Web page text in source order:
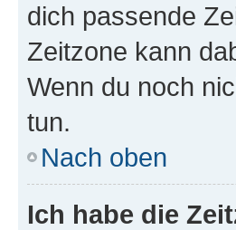
dich passende
Zeitzone kann
Wenn du noch
tun.
Nach oben
Ich habe die